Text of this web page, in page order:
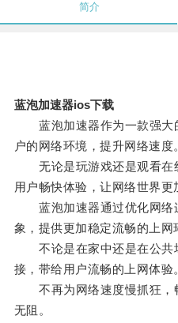
简介
蓝泡加速器ios下载
蓝泡加速器作为一款强大
户的网络环境，提升网络速度
无论是玩游戏还是观看在
用户畅快体验，让网络世界更
蓝泡加速器通过优化网络
象，提供更加稳定流畅的上网
不论是在家中还是在公共
接，带给用户流畅的上网体验
不再为网络速度慢抓狂，
无阻。